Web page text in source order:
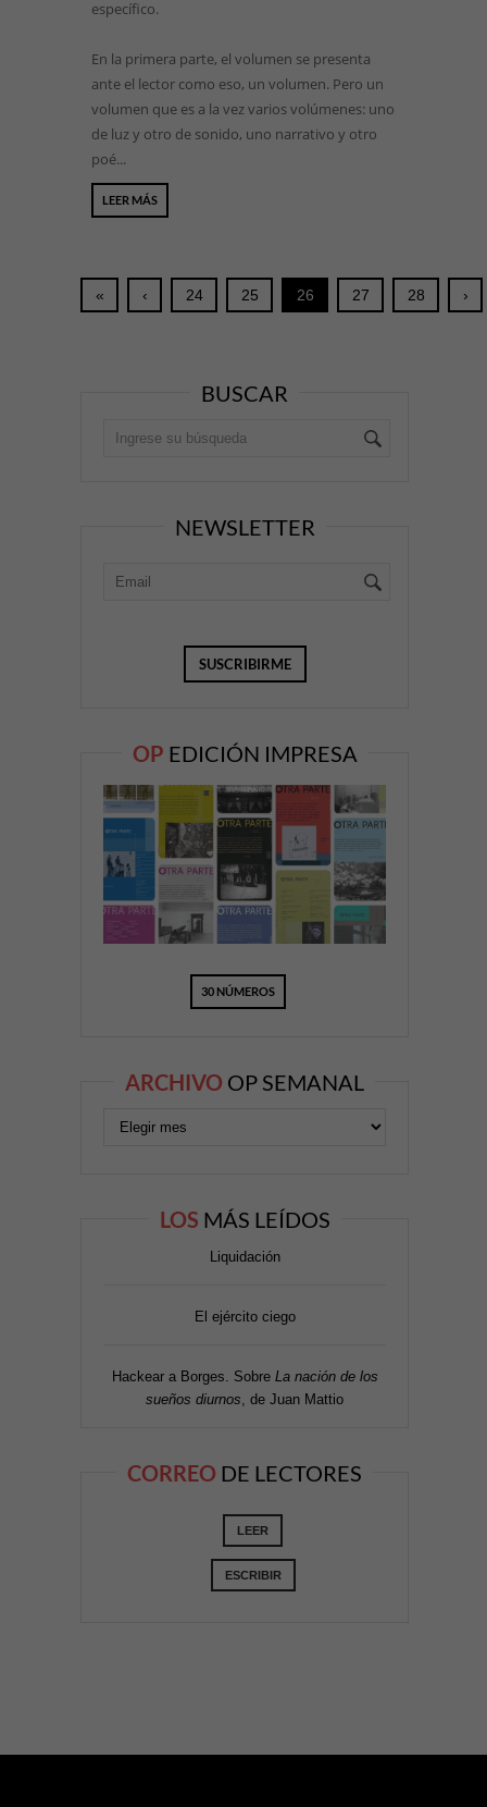
específico.
En la primera parte, el volumen se presenta
ante el lector como eso, un volumen. Pero un
volumen que es a la vez varios volúmenes: uno
de luz y otro de sonido, uno narrativo y otro
poé...
LEER MÁS
« ‹ 24 25 26 27 28 ›
BUSCAR
NEWSLETTER
OP EDICIÓN IMPRESA
30 NÚMEROS
ARCHIVO OP SEMANAL
LOS MÁS LEÍDOS
Liquidación
El ejército ciego
Hackear a Borges. Sobre La nación de los
sueños diurnos , de Juan Mattio
CORREO DE LECTORES
LEER
ESCRIBIR